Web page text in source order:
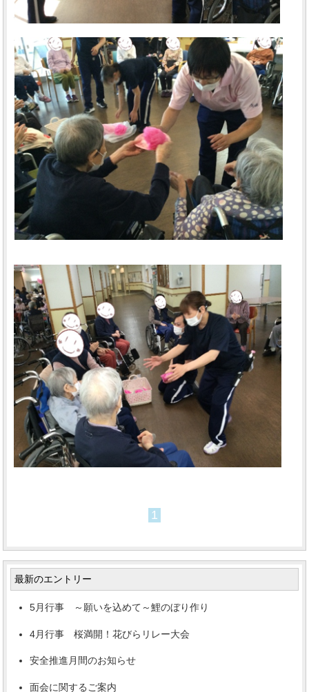
1
最新のエントリー
5月行事 ～願いを込めて～鯉のぼり作り
4月行事 桜満開！花びらリレー大会
安全推進月間のお知らせ
面会に関するご案内